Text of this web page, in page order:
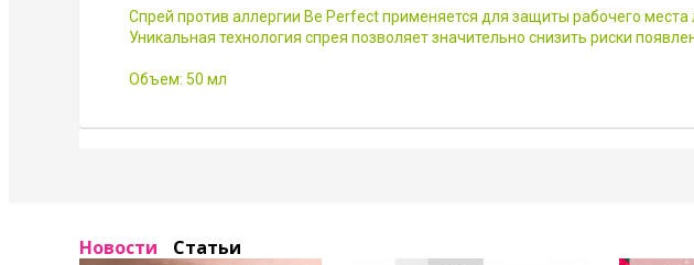
Спрей против аллергии Be Perfect применяется для защиты рабочего
Уникальная технология спрея позволяет значительно снизить риски
Объем: 50 мл
Новости Статьи